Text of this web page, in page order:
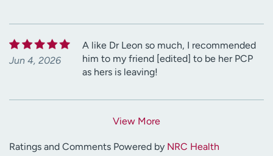
Jun 4, 2026
A like Dr Leon so much, I recommended
him to my friend [edited] to be her PCP
as hers is leaving!
View More
Ratings and Comments Powered by NRC Health